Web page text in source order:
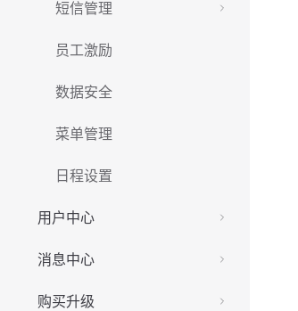
短信管理
员工激励
数据安全
菜单管理
日程设置
用户中心
消息中心
购买升级